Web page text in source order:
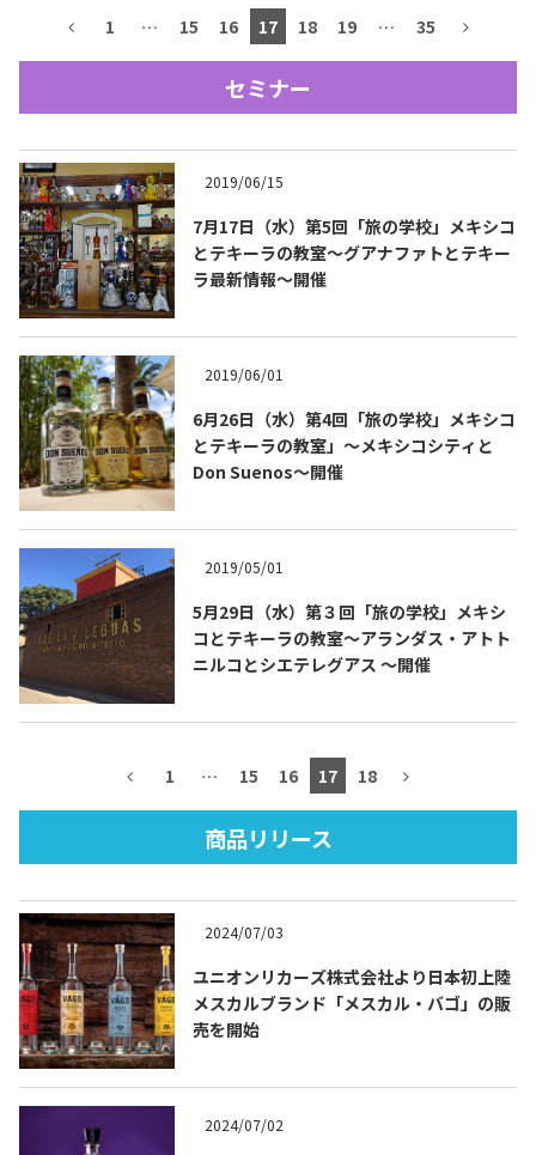
Contact
テキーラ・メスカルが飲める
Bar & Restaurant
Tequila Journal SNS 在日メキシコ大使館 SNS
TEQUILA JOURNAL
テキーラとは
テキーラマーケット
テキーラの飲み方
メキシコ料理 メキシコ旅行
メキシコの記念日
イベント一覧
テキーラ・メスカルが 飲めるバー
＆レストラン
1 … 15 16 17 18 19 … 35
セミナー
2019/06/15
7月17日（水）第5回「旅の学校」メキシコ
とテキーラの教室～グアナファトとテキー
ラ最新情報～開催
2019/06/01
6月26日（水）第4回「旅の学校」メキシコ
とテキーラの教室」〜メキシコシティと
Don Suenos〜開催
2019/05/01
5月29日（水）第３回「旅の学校」メキシ
コとテキーラの教室〜アランダス・アトト
ニルコとシエテレグアス 〜開催
1 … 15 16 17 18
商品リリース
2024/07/03
ユニオンリカーズ株式会社より日本初上陸
メスカルブランド「メスカル・バゴ」の販
売を開始
2024/07/02